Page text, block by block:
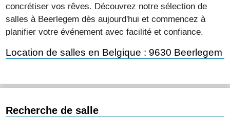
concrétiser vos rêves. Découvrez notre sélection de
salles à Beerlegem dès aujourd'hui et commencez à
planifier votre événement avec facilité et confiance.
Location de salles en Belgique : 9630 Beerlegem
Recherche de salle